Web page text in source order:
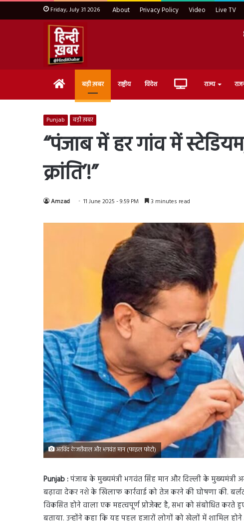
Friday, July 31 2026 About Privacy Policy Video Live TV
Home बड़ी ख़बर राष्ट्रीय विदेश Live राज्य
Punjab बड़ी ख़बर
“पंजाब में हर गांव में
क्रांति’!”
Amzad 11 June 2025 - 9:59 PM 3 minutes read
अरविंद केजरीवाल और भगवंत मान (फाइल फोटो)
Punjab :पंजाब के मुख्यमंत्री भगवंत सिंह मान और दिल्ली के मुख्यमंत्री
बढ़ावा देकर नशे के खिलाफ कार्रवाई को तेज करने की घोषणा की.
विकसित होने वाला एक महत्वपूर्ण प्रोजेक्ट है, सभा को संबोधित
बताया. उन्होंने कहा कि यह पहल हजारों लोगों को खेलों में शामिल